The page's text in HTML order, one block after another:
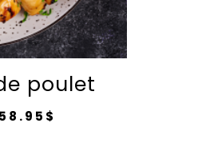
poulet
58.95 $